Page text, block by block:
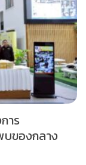
าร
บของกลาง